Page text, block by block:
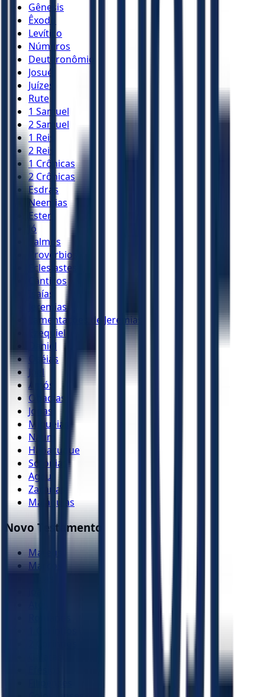
Gênesis
Êxodo
Levítico
Números
Deuteronômio
Josué
Juízes
Rute
1 Samuel
2 Samuel
1 Reis
2 Reis
1 Crônicas
2 Crônicas
Esdras
Neemias
Ester
Jó
Salmos
Provérbios
Eclesiastes
Cânticos
Isaías
Jeremias
Lamentações de Jeremias
Ezequiel
Daniel
Oséias
Joel
Amós
Obadias
Jonas
Miquéias
Naum
Habacuque
Sofonias
Ageu
Zacarias
Malaquias
Novo Testamento
Mateus
Marcos